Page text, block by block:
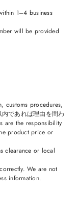
1–4 business
will be provided
customs procedures,
are the responsibility
product price or
clearance or local
We are not
information.
であれば理由を問わ